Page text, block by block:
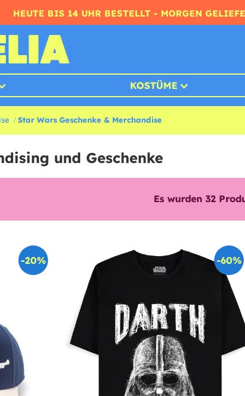
HEUTE BIS 14 UHR BESTELLT - MORGEN
KOSTÜME
Star Wars Geschenke & Merchandise
und Geschenke
Es wurden 32
-20% -60%